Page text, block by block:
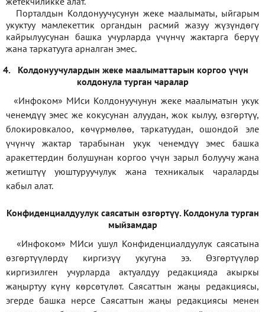
Порталдын Колдонуучусунун жеке маалыматы, ыйгарым
укуктуу мамлекеттик органдын расмий жазуу жүзүндөгү
кайрылуусунан башка учурларда үчүнчү жактарга берүү
жана таркатууга арналган эмес.
4.
Колдонуучулардын жеке маалыматтарын коргоо үчүн
колдонула турган чаралар
«Инфоком» МИси Колдонуучунун жеке маалыматын укук
ченемдүү эмес же кокусунан алуудан, жок кылуу, өзгөртүү,
блокировкалоо, көчүрмөлөө, таркатуудан, ошондой эле
үчүнчү жактар тарабынан укук ченемдүү эмес башка
аракеттердин болушунан коргоо үчүн зарыл болуучу жана
жетиштүү уюштуруучулук жана техникалык чараларды
кабыл алат.
Конфиденциалдуулук саясатын өзгөртүү. Колдонула турган
мыйзамдар
«Инфоком» МИси ушул Конфиденциалдуулук саясатына
өзгөртүүлөрдү киргизүү укугуна ээ. Өзгөртүүлөр
киргизилген учурларда актуалдуу редакцияда акыркы
жаңыртуу күнү көрсөтүлөт. Саясаттын жаңы редакциясы,
эгерде башка нерсе Саясаттын жаңы редакциясы менен